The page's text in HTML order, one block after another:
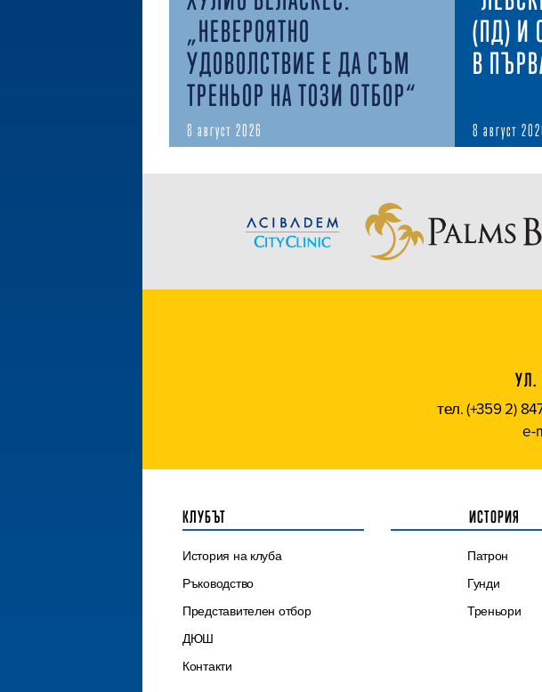
„НЕВЕРОЯТНО
УДОВОЛСТВИЕ Е ДА СЪМ
ТРЕНЬОР НА ТОЗИ ОТБОР“
8 август 2026
(ПД) И
В
8 август
УЛ.
тел. (+359 2)
e-
КЛУБЪТ
История на клуба
Ръководство
Представителен отбор
ДЮШ
Контакти
ИСТОРИЯ
Патрон
Гунди
Треньори